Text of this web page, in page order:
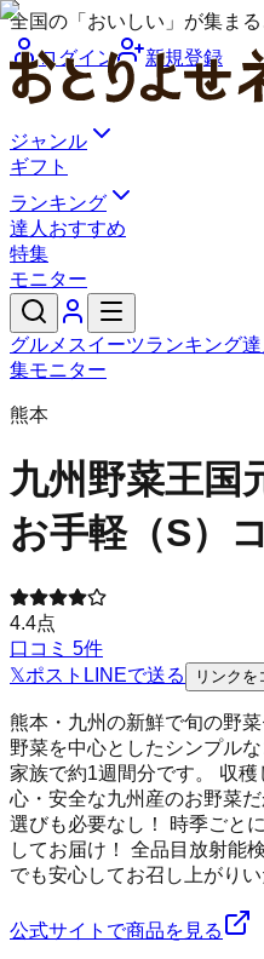
全国の「おいしい」が集ま
ログイン
新規登録
ジャンル
ギフト
ランキング
達人おすすめ
特集
モニター
グルメ スイーツランキング
集モニター
熊本
九州野菜王国
お手軽（S）
4.4点
口コミ 5件
𝕏ポスト LINEで送る リンクを
熊本・九州の新鮮で旬の野
野菜を中心としたシンプル
家族で約1週間分です。 収
心・安全な九州産のお野菜
選びも必要なし！ 時季ごと
してお届け！ 全品目放射能
でも安心してお召し上がりい
公式サイトで商品を見る